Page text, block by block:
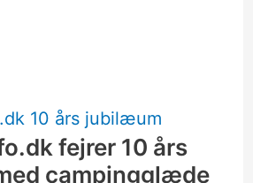
fejrer 10 års
campingglæde